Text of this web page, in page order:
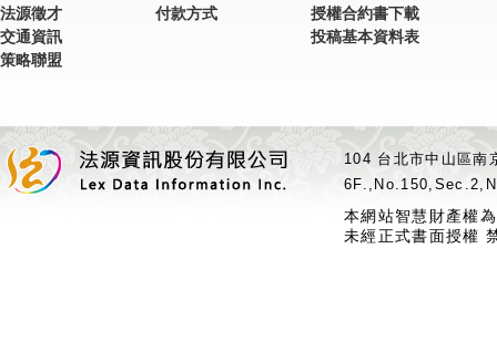
法源徵才
交通資訊
策略聯盟
付款方式
授權合約書下載
投稿基本資料表
104 台北市中山區
本網站智慧財產權
未經正式書面授權